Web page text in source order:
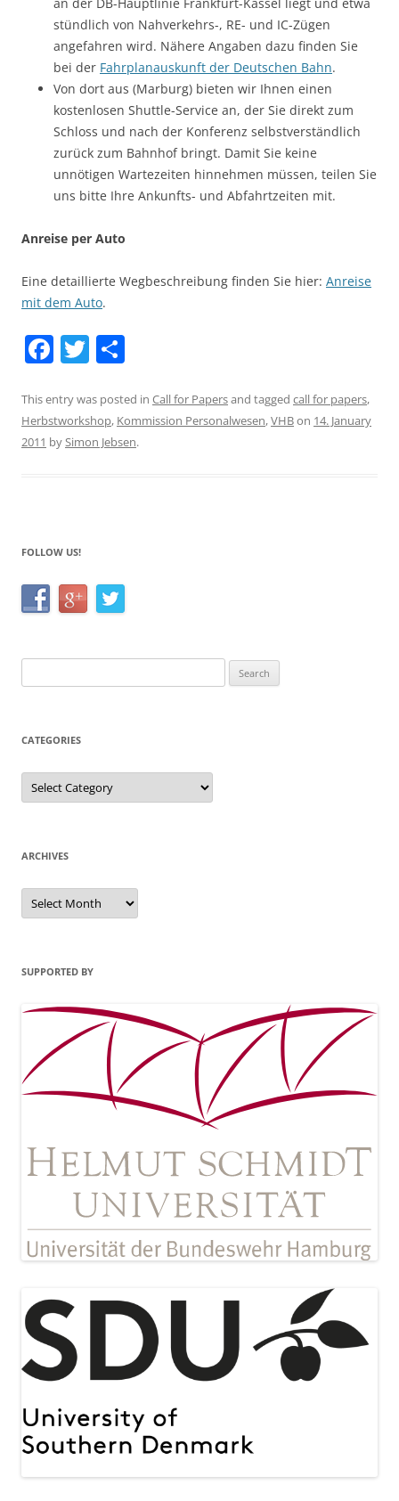
stündlich von Nahverkehrs-, RE- und IC-Zügen
angefahren wird. Nähere Angaben dazu finden Sie
bei der Fahrplanauskunft der Deutschen Bahn.
Von dort aus (Marburg) bieten wir Ihnen einen
kostenlosen Shuttle-Service an, der Sie direkt zum
Schloss und nach der Konferenz selbstverständlich
zurück zum Bahnhof bringt. Damit Sie keine
unnötigen Wartezeiten hinnehmen müssen, teilen Sie
uns bitte Ihre Ankunfts- und Abfahrtzeiten mit.
Anreise per Auto
Eine detaillierte Wegbeschreibung finden Sie hier: Anreise
mit dem Auto.
F
c
e
k
T
itt
er
ar
e
This entry was posted in Call for Papersand tagged call for papers,
Herbstworkshop, Kommission Personalwesen,VHBon 14. January
2011 bySimon Jebsen.
FOLLOW US!
for:
CATEGORIES
Categories
ARCHIVES
Archives
SUPPORTED BY